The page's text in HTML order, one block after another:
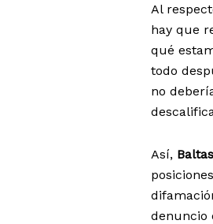
Al
hay que
qué
todo
no
Así,
denuncio